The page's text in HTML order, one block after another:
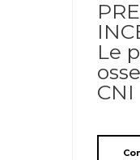
Le
CNI